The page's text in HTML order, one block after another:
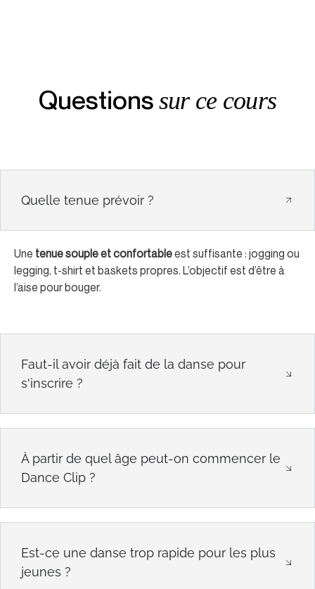
Questions sur ce cours
Quelle tenue prévoir ?
Une tenue souple et confortableest suffisante : jogging ou
legging, t-shirt et baskets propres. L’objectif est d’être à
l’aise pour bouger.
Faut-il avoir déjà fait de la danse pour
s'inscrire ?
À partir de quel âge peut-on commencer le
Dance Clip ?
Est-ce une danse trop rapide pour les plus
jeunes ?